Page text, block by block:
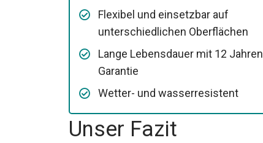
Flexibel und einsetzbar auf
unterschiedlichen Oberflächen
Lange Lebensdauer mit 12 Jahren
Garantie
Wetter- und wasserresistent
Unser Fazit